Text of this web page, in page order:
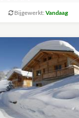
Bijgewerkt:Vandaag